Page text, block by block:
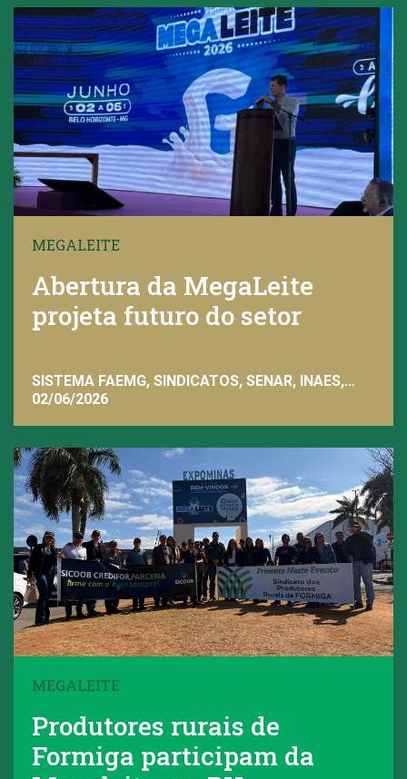
MEGALEITE
Abertura da MegaLeite
projeta futuro do setor
SISTEMA FAEMG, SINDICATOS, SENAR, INAES,
FAEMG
02/06/2026
MEGALEITE
Produtores rurais de
Formiga participam da